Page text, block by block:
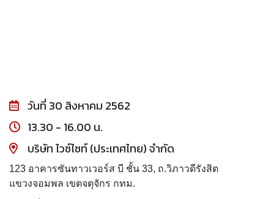
วันที่ 30 สิงหาคม 2562
13.30 - 16.00 น.
บริษัท ไวซ์ไซท์ (ประเทศไทย) จำกัด
123 อาคารซันทาวเวอร์ส บี ชั้น 33, ถ.วิภาวดีรังสิต
แขวงจอมพล เขตจตุจักร กทม.